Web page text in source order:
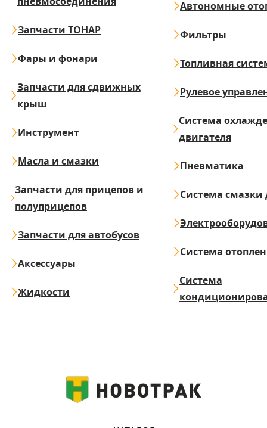
Запчасти ТОНАР
Фары и фонари
Запчасти для сдвижных
крыш
Инструмент
Масла и смазки
Запчасти для прицепов и
полуприцепов
Запчасти для автобусов
Аксессуары
Жидкости
Автономные
Фильтры
Топливная
Рулевое
Система
двигателя
Пневматика
Система смазки
Система
Система